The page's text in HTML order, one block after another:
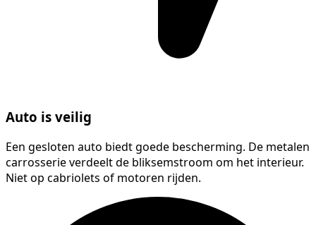
Auto is veilig
Een gesloten auto biedt goede bescherming. De metalen
carrosserie verdeelt de bliksemstroom om het interieur.
Niet op cabriolets of motoren rijden.